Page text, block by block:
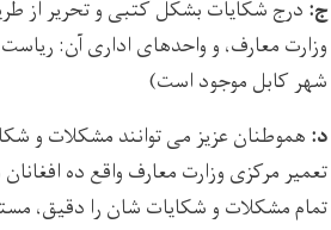
ج:درج شکایات بشکل کتبی و تحریر از
وزارت معارف، و واحدهای اداری آن:
شهر کابل موجود است)
د:هموطنان عزیز می توانند مشکلات و
تعمیر مرکزی وزارت معارف واقع ده
تمام مشکلات و شکایات شان را دقیق،